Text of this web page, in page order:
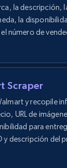
la descripción,
la
número de
Scraper
y recopile
URL de
para
y descripción del